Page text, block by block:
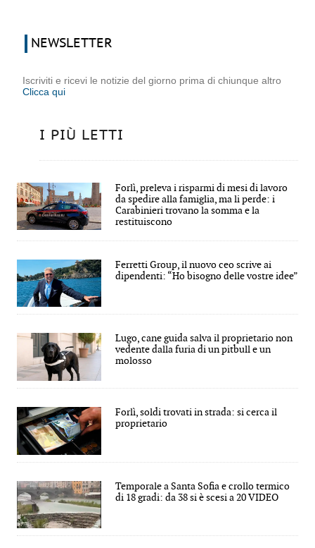
NEWSLETTER
Iscriviti e ricevi le notizie del giorno prima di chiunque altro
Clicca qui
I PIÙ LETTI
Forlì, preleva i risparmi di mesi di lavoro
da spedire alla famiglia, ma li perde: i
Carabinieri trovano la somma e la
restituiscono
Ferretti Group, il nuovo ceo scrive ai
dipendenti: “Ho bisogno delle vostre idee”
Lugo, cane guida salva il proprietario non
vedente dalla furia di un pitbull e un
molosso
Forlì, soldi trovati in strada: si cerca il
proprietario
Temporale a Santa Sofia e crollo termico
di 18 gradi: da 38 si è scesi a 20 VIDEO